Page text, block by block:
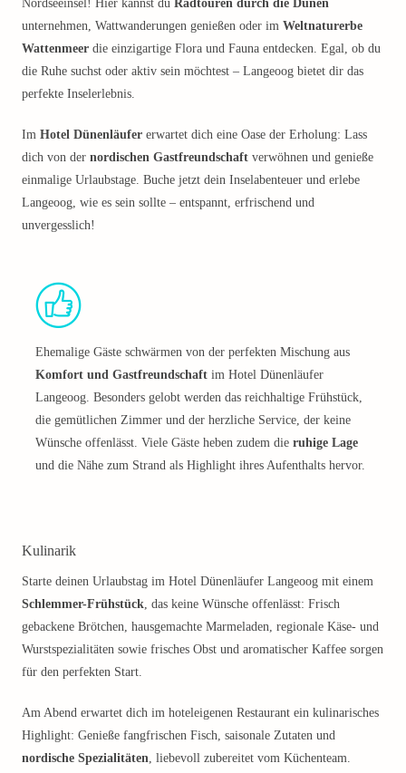
Nordseeinsel! Hier kannst du Radtouren durch die Dünen
unternehmen, Wattwanderungen genießen oder im Weltnaturerbe
Wattenmeer die einzigartige Flora und Fauna entdecken. Egal, ob du
die Ruhe suchst oder aktiv sein möchtest – Langeoog bietet dir das
perfekte Inselerlebnis.
Im Hotel Dünenläufer erwartet dich eine Oase der Erholung: Lass
dich von der nordischen Gastfreundschaft verwöhnen und genieße
einmalige Urlaubstage. Buche jetzt dein Inselabenteuer und erlebe
Langeoog, wie es sein sollte – entspannt, erfrischend und
unvergesslich!
Ehemalige Gäste schwärmen von der perfekten Mischung aus
Komfort und Gastfreundschaft im Hotel Dünenläufer
Langeoog. Besonders gelobt werden das reichhaltige Frühstück,
die gemütlichen Zimmer und der herzliche Service, der keine
Wünsche offenlässt. Viele Gäste heben zudem die ruhige Lage
und die Nähe zum Strand als Highlight ihres Aufenthalts hervor.
Kulinarik
Starte deinen Urlaubstag im Hotel Dünenläufer Langeoog mit einem
Schlemmer-Frühstück, das keine Wünsche offenlässt: Frisch
gebackene Brötchen, hausgemachte Marmeladen, regionale Käse- und
Wurstspezialitäten sowie frisches Obst und aromatischer Kaffee sorgen
für den perfekten Start.
Am Abend erwartet dich im hoteleigenen Restaurant ein kulinarisches
Highlight: Genieße fangfrischen Fisch, saisonale Zutaten und
nordische Spezialitäten, liebevoll zubereitet vom Küchenteam.